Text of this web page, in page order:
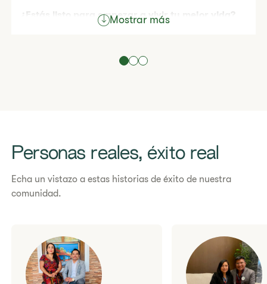
​¿Estás listo para empezar a vivir tu mejor vida?
Mostrar más
Personas reales, éxito real
Echa un vistazo a estas historias de éxito de nuestra
comunidad.